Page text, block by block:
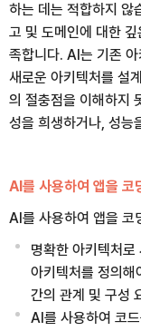
하는 데는 적합하지 않
고 및 도메인에 대한
족합니다. AI는 기존
새로운 아키텍처를 설
의 절충점을 이해하지
성을 희생하거나, 성능
AI를 사용하여 앱을 코
AI를 사용하여 앱을 코
명확한 아키텍처로
아키텍처를 정의해
간의 관계 및 구성
AI를 사용하여 코